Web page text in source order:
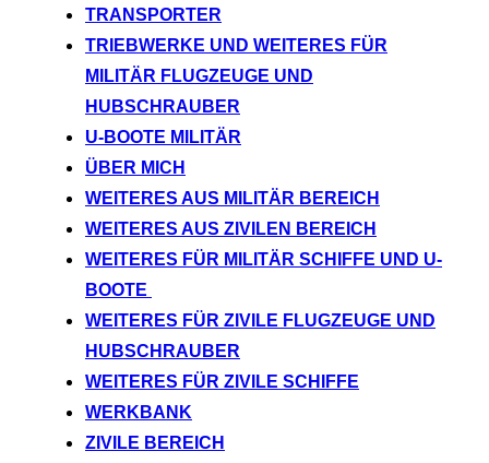
TRANSPORTER
TRIEBWERKE UND WEITERES FÜR
MILITÄR FLUGZEUGE UND
HUBSCHRAUBER
U-BOOTE MILITÄR
ÜBER MICH
WEITERES AUS MILITÄR BEREICH
WEITERES AUS ZIVILEN BEREICH
WEITERES FÜR MILITÄR SCHIFFE UND U-
BOOTE
WEITERES FÜR ZIVILE FLUGZEUGE UND
HUBSCHRAUBER
WEITERES FÜR ZIVILE SCHIFFE
WERKBANK
ZIVILE BEREICH